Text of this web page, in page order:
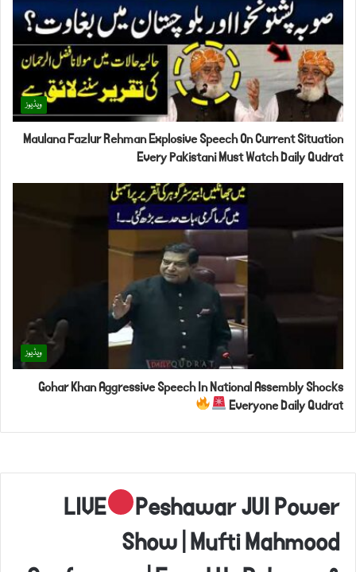
ویڈیوز
Maulana Fazlur Rehman Explosive Speech On Current Situation
Every Pakistani Must Watch Daily Qudrat
ویڈیوز
Gohar Khan Aggressive Speech In National Assembly Shocks
Everyone Daily Qudrat